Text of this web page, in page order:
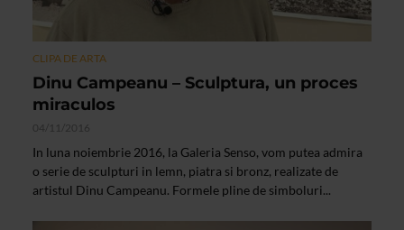
CLIPA DE ARTA
Dinu Campeanu – Sculptura, un proces
miraculos
04/11/2016
In luna noiembrie 2016, la Galeria Senso, vom putea admira
o serie de sculpturi in lemn, piatra si bronz, realizate de
artistul Dinu Campeanu. Formele pline de simboluri...